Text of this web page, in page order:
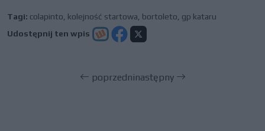
Tagi: colapinto kolejność startowa bortoleto gp kataru
Udostępnij ten wpis
poprzedninastępny